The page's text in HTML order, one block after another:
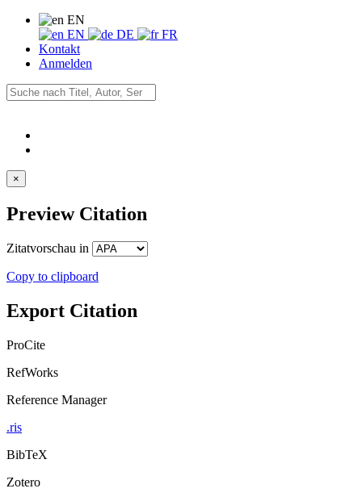
EN
EN
DE
FR
Kontakt
Anmelden
×
Preview Citation
Zitatvorschau in
Copy to clipboard
Export Citation
ProCite
RefWorks
Reference Manager
.ris
BibTeX
Zotero